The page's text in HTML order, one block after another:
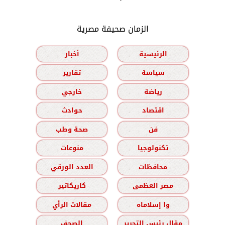
الزمان صحيفة مصرية
الرئيسية
أخبار
سياسة
تقارير
رياضة
خارجي
اقتصاد
حوادث
فن
صحة وطب
تكنولوجيا
منوعات
محافظات
العدد الورقي
مصر العظمى
كاريكاتير
وا إسلاماه
مقالات الرأي